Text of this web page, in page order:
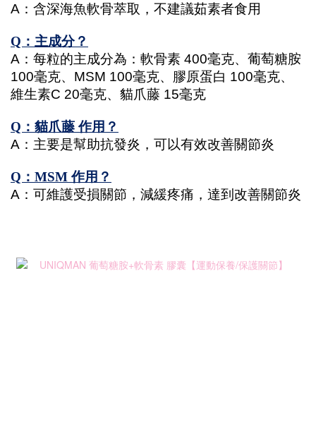
A：含深海魚軟骨萃取，不建議茹素者食用
Q：主成分？
A：每粒的主成分為：軟骨素 400毫克、葡萄糖胺
100毫克、MSM 100毫克、膠原蛋白 100毫克、
維生素C 20毫克、貓爪藤 15毫克
Q：貓爪藤 作用？
A：主要是幫助抗發炎，可以有效改善關節炎
Q：MSM 作用？
A：可維護受損關節，減緩疼痛，達到改善關節炎